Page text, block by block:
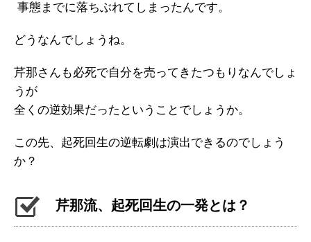
事態までに落ちぶれてしまったんです。
どうなんでしょうね。
芹那さんも必死で自分を売ってきたつもりなんでしょ
うが
全くの逆効果だったということでしょうか。
この先、起死回生の逆転劇は演出できるのでしょう
か？
芹那流、起死回生の一発とは？